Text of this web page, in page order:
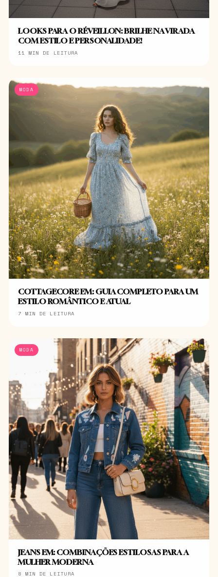
LOOKS PARA O RÉVEILLON: BRILHE NA VIRADA
COM ESTILO E PERSONALIDADE!
11 MIN DE LEITURA
MODA
COTTAGECORE EM: GUIA COMPLETO PARA UM
ESTILO ROMÂNTICO E ATUAL
7 MIN DE LEITURA
MODA
JEANS EM: COMBINAÇÕES ESTILOSAS PARA A
MULHER MODERNA
8 MIN DE LEITURA